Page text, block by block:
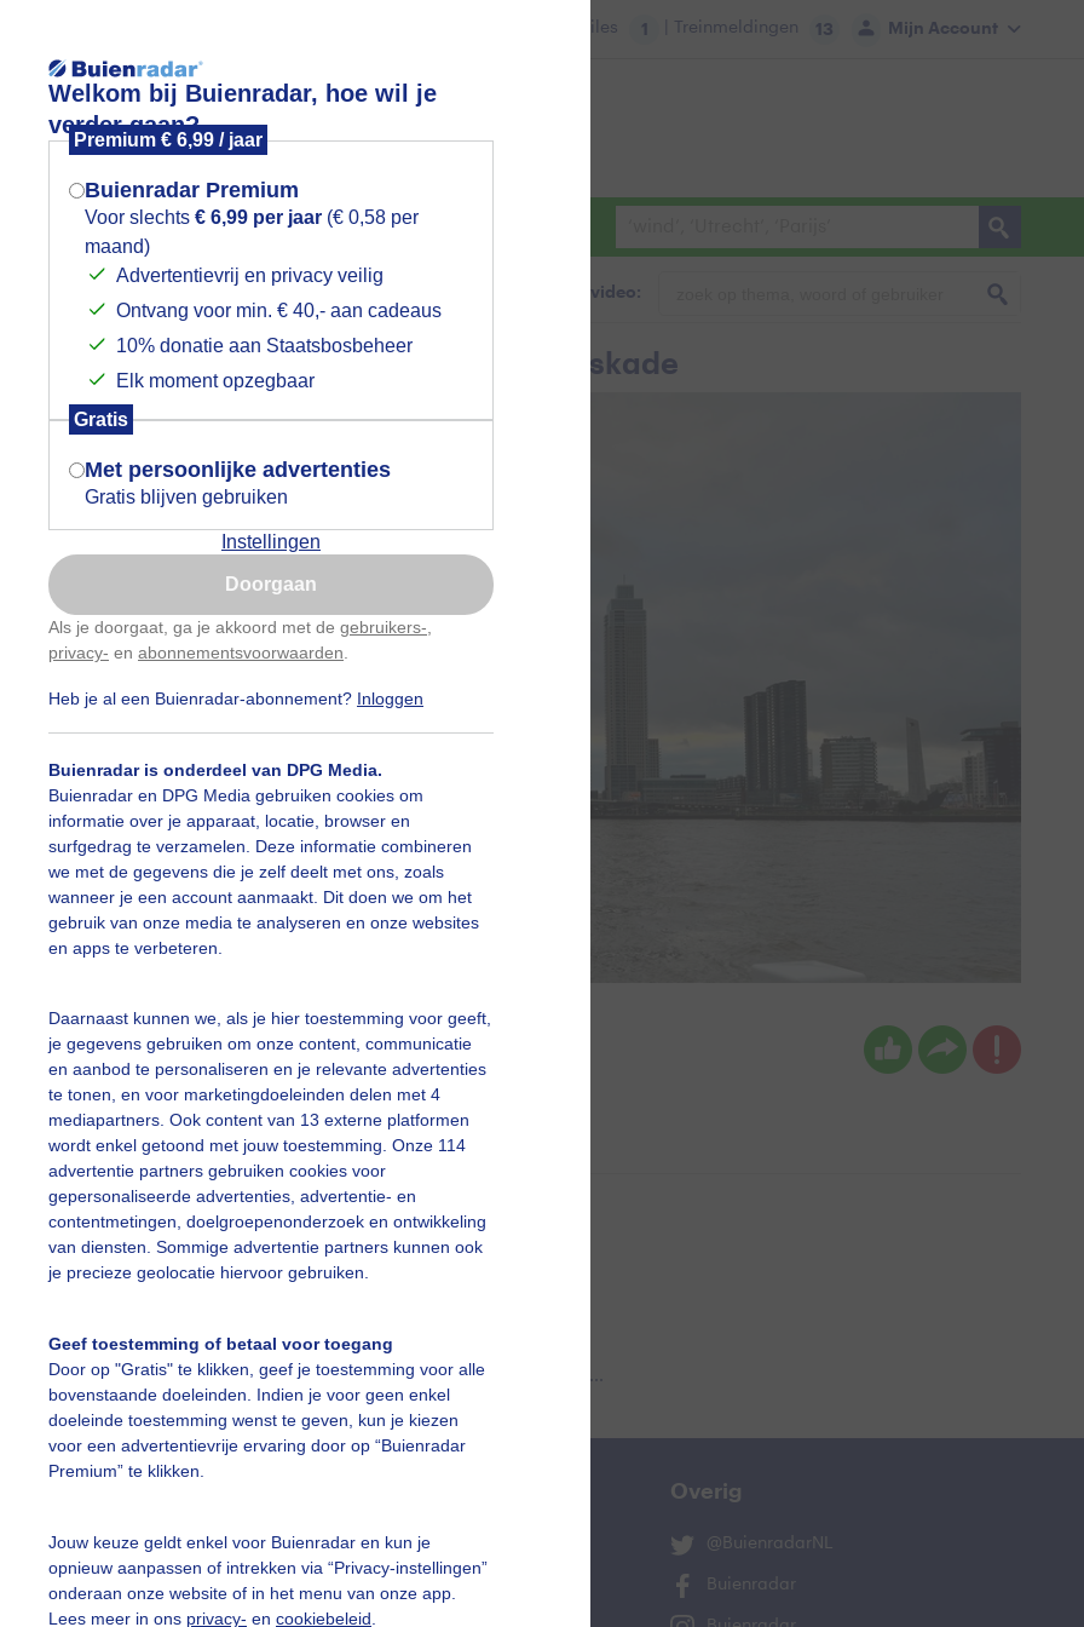
Welkom bij Buienradar, hoe wil je
verder gaan?
Premium € 6,99 / jaar
Buienradar Premium
Voor slechts € 6,99 per jaar (€ 0,58 per
maand)
Advertentievrij en privacy veilig
Ontvang voor min. € 40,- aan cadeaus
10% donatie aan Staatsbosbeheer
Elk moment opzegbaar
Gratis
Met persoonlijke advertenties
Gratis blijven gebruiken
Instellingen
Doorgaan
Als je doorgaat, ga je akkoord met de gebruikers-
privacy- en abonnementsvoorwaarden
Heb je al een Buienradar-abonnement? Inloggen
Buienradar is onderdeel van DPG Media.
Buienradar en DPG Media gebruiken cookies om
informatie over je apparaat, locatie, browser en
surfgedrag te verzamelen. Deze informatie combineren
we met de gegevens die je zelf deelt met ons, zoals
wanneer je een account aanmaakt. Dit doen we om het
gebruik van onze media te analyseren en onze websites
en apps te verbeteren.
Daarnaast kunnen we, als je hier toestemming voor geeft,
je gegevens gebruiken om onze content, communicatie
en aanbod te personaliseren en je relevante advertenties
te tonen, en voor marketingdoeleinden delen met 4
mediapartners. Ook content van 13 externe platformen
wordt enkel getoond met jouw toestemming. Onze 114
advertentie partners gebruiken cookies voor
gepersonaliseerde advertenties, advertentie- en
contentmetingen, doelgroepenonderzoek en ontwikkeling
van diensten. Sommige advertentie partners kunnen ook
je precieze geolocatie hiervoor gebruiken.
Geef toestemming of betaal voor toegang
Door op "Gratis" te klikken, geef je toestemming voor alle
bovenstaande doeleinden. Indien je voor geen enkel
doeleinde toestemming wenst te geven, kun je kiezen
voor een advertentievrije ervaring door op “Buienradar
Premium” te klikken.
Jouw keuze geldt enkel voor Buienradar en kun je
opnieuw aanpassen of intrekken via “Privacy-instellingen”
onderaan onze website of in het menu van onze app.
Lees meer in ons privacy- en cookiebeleid
Mijn Account
Files 1 | Treinmeldingen 13
Foto en video Weerzine
Zoeken in foto & video:
uurtje vóór zonsondergang op de Maaskade
blauw aan de horizon
Maddy Koster Gemaakt: 05-01-2024, 87x bekeken
Maaskade Zonsondergang
slideshow
Een moment geduld aub...
vragen
De Bilt
Overig
@BuienradarNL
Buienradar
Mogen we je locatie gebruiken voor
het weer?
Indien je hier nog geen akkoord op hebt
gegeven, verschijnt er zo een pop-up uit
je browser waarin deze toestemming
gevraagd wordt.
Is goed, toon de popup
Nu niet, misschien later
Gebruik je Safari en wil je niet elke dag deze pop-up
Klikhierom dit aan te passen